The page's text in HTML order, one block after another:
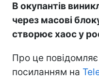
В окупантів
через масові
створює хаос у
Про це повідомляє
посиланням на